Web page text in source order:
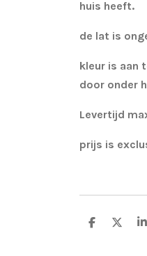
huis heeft.
de lat is
kleur is aan
door onder
Levertijd
prijs is
D
D
S